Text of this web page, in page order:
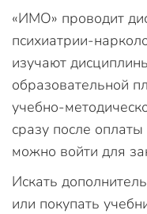
«ИМО» проводит
психиатрии-
изучают
образовательной
учебно-
сразу после
можно войти для
Искать
или покупать